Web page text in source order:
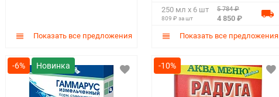
Показать все предложения
250 мл х 6 шт
809 ₽ за шт
5 784 ₽
4 850 ₽
Показать все предложения
-6% -10%